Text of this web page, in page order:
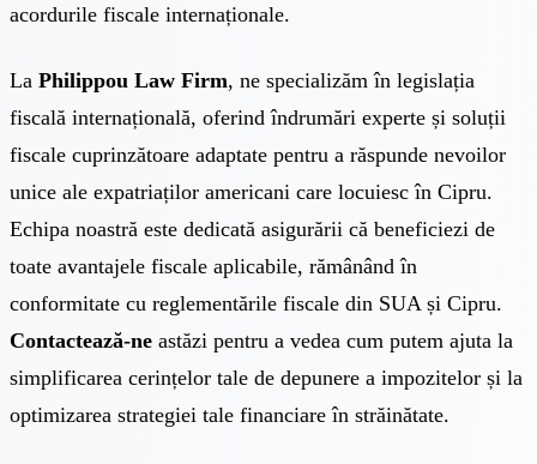
acordurile fiscale internaționale.
La Philippou Law Firm, ne specializăm în legislația
fiscală internațională, oferind îndrumări experte și soluții
fiscale cuprinzătoare adaptate pentru a răspunde nevoilor
unice ale expatriaților americani care locuiesc în Cipru.
Echipa noastră este dedicată asigurării că beneficiezi de
toate avantajele fiscale aplicabile, rămânând în
conformitate cu reglementările fiscale din SUA și Cipru.
Contactează-ne astăzi pentru a vedea cum putem ajuta la
simplificarea cerințelor tale de depunere a impozitelor și la
optimizarea strategiei tale financiare în străinătate.